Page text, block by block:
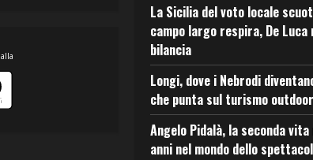
La Sicilia del voto locale
campo largo respira, De
bilancia
Longi, dove i Nebrodi
che punta sul turismo outdoor
Angelo Pidalà, la seconda
anni nel mondo dello